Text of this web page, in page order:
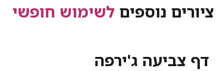
נוספיםלשימוש חופשי
ג'ירפה